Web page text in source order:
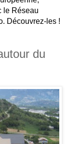
le Réseau
Découvrez-les !
du